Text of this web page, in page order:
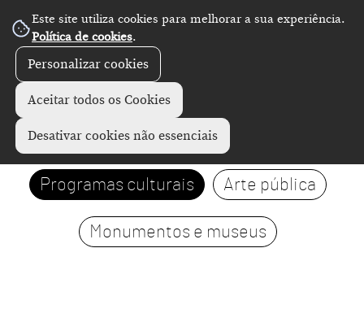
Este site utiliza cookies para melhorar a sua experiência.
Política de cookies.
Personalizar cookies
Aceitar todos os Cookies
Desativar cookies não essenciais
Visitas Exposições
Programas culturais Arte pública
Monumentos e museus